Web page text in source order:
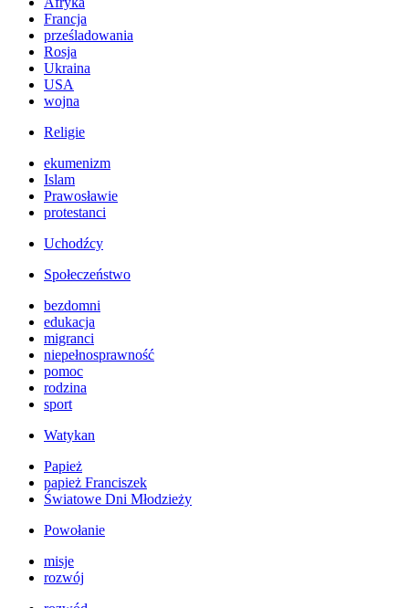
Francja
prześladowania
Rosja
Ukraina
USA
wojna
Religie
ekumenizm
Islam
Prawosławie
protestanci
Uchodźcy
Społeczeństwo
bezdomni
edukacja
migranci
niepełnosprawność
pomoc
rodzina
sport
Watykan
Papież
papież Franciszek
Światowe Dni Młodzieży
Powołanie
misje
rozwój